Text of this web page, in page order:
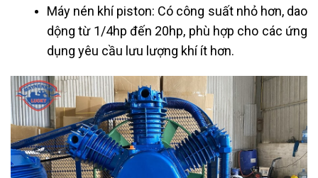
Máy nén khí piston: Có công suất nhỏ hơn, dao
dộng từ 1/4hp đến 20hp, phù hợp cho các ứng
dụng yêu cầu lưu lượng khí ít hơn.